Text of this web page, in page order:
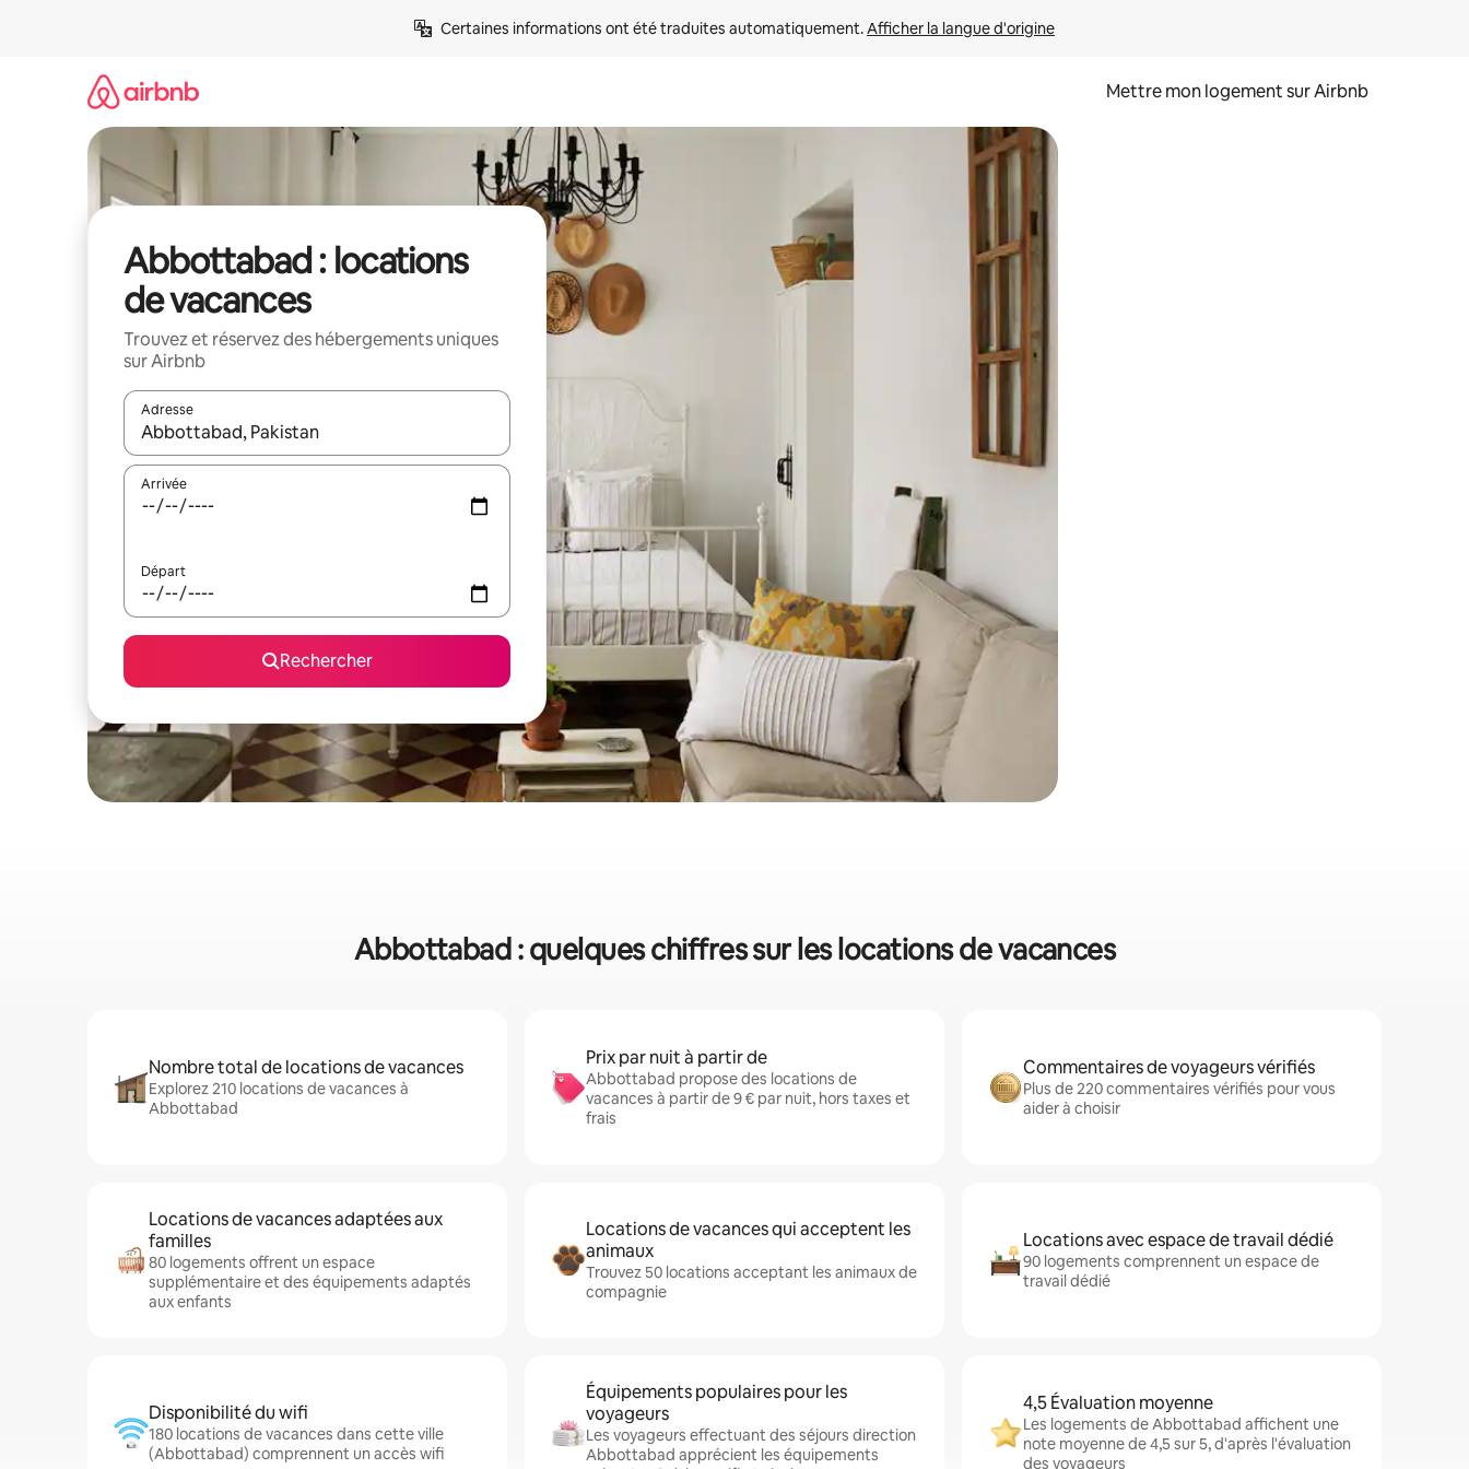
Certaines informations ont été traduites automatiquement. Afficher la langue d'origine
Mettre mon logement sur Airbnb
Abbottabad : locations
de vacances
Trouvez et réservez des hébergements uniques
sur Airbnb
Adresse
Lorsque les résultats s'affichent, utilisez les flèches vers le haut et vers le bas pour les parcourir ou en appuyant et en faisant glisser.
Arrivée
Départ
Rechercher
Abbottabad : quelques chiffres sur les locations de vacances
Nombre total de locations de vacances
Explorez 210 locations de vacances à
Abbottabad
Prix par nuit à partir de
Abbottabad propose des locations de
vacances à partir de 9 € par nuit, hors taxes et
frais
Commentaires de voyageurs vérifiés
Plus de 220 commentaires vérifiés pour vous
aider à choisir
Locations de vacances adaptées aux
familles
80 logements offrent un espace
supplémentaire et des équipements adaptés
aux enfants
Locations de vacances qui acceptent les
animaux
Trouvez 50 locations acceptant les animaux de
compagnie
Locations avec espace de travail dédié
90 logements comprennent un espace de
travail dédié
Disponibilité du wifi
180 locations de vacances dans cette ville
(Abbottabad) comprennent un accès wifi
Équipements populaires pour les
voyageurs
Les voyageurs effectuant des séjours direction
Abbottabad apprécient les équipements
4,5 Évaluation moyenne
Les logements de Abbottabad affichent une
note moyenne de 4,5 sur 5, d'après l'évaluation
des voyageurs